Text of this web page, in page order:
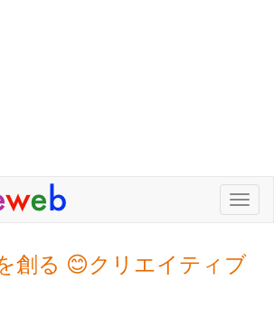
創る 😊クリエイティブ